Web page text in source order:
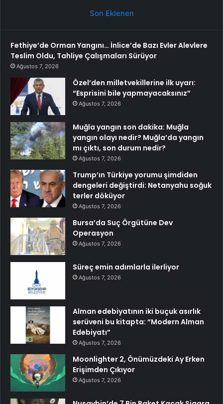
Son Eklenen
Fethiye’de Orman Yangını… İnlice’de Bazı Evler Alevlere
Teslim Oldu, Tahliye Çalışmaları Sürüyor
Ağustos 7, 2026
Özel’den milletvekillerine ilk uyarı:
“Esprisini bile yapmayacaksınız”
Ağustos 7, 2026
Muğla yangın son dakika: Muğla
yangın olayı nedir? Muğla’da yangın
mı çıktı, son durum nedir?
Ağustos 7, 2026
Trump’ın Türkiye yorumu şimdiden
dengeleri değiştirdi: Netanyahu soğuk
terler döküyor
Ağustos 7, 2026
Bursa’da Suç Örgütüne Dev
Operasyon
Ağustos 7, 2026
Süreç emin adımlarla ilerliyor
Ağustos 7, 2026
Alman edebiyatının iki buçuk asırlık
serüveni bu kitapta: “Modern Alman
Edebiyatı”
Ağustos 7, 2026
Moonlighter 2, Önümüzdeki Ay Erken
Erişimden Çıkıyor
Ağustos 7, 2026